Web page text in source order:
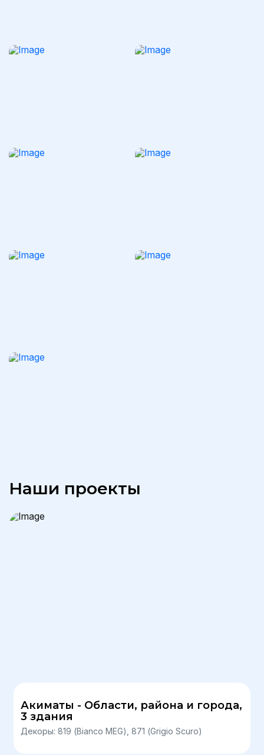
Наши проекты
Акиматы - Области, района и города,
3 здания
Декоры: 819 (Bianco MEG), 871 (Grigio Scuro)